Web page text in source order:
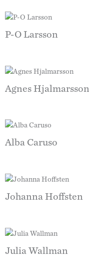
P-O Larsson
Agnes Hjalmarsson
Alba Caruso
Johanna Hoffsten
Julia Wallman